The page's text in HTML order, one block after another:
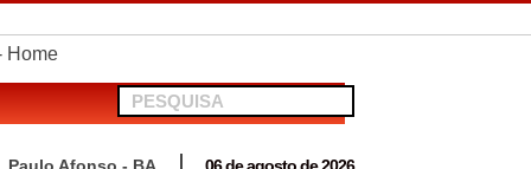
em Antas